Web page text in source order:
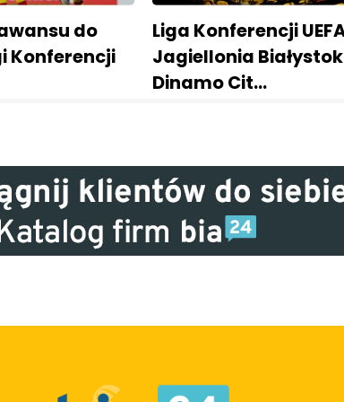
do
Konferencji
Liga Konferencji
Jagiellonia
Dinamo Cit…